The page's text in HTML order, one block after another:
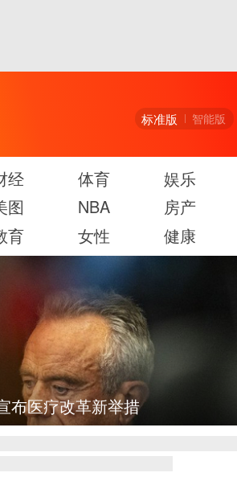
标准版 智能版
经 体育 娱乐
图
NBA 房产
育
女性 健康
村风光如画